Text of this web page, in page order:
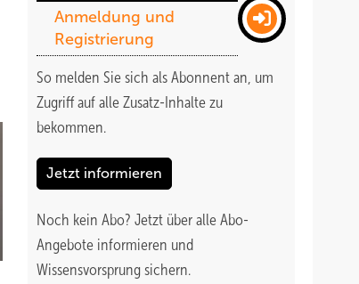
Anmeldung und
Registrierung
So melden Sie sich als Abonnent an, um
Zugriff auf alle Zusatz-Inhalte zu
bekommen.
Jetzt informieren
Noch kein Abo? Jetzt über alle Abo-
Angebote informieren und
Wissensvorsprung sichern.